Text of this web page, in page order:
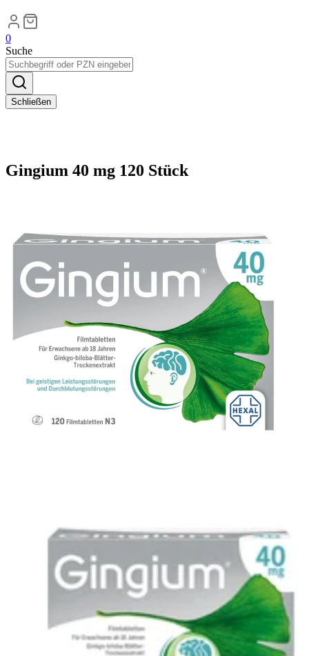
0
Suche
Schließen
Gingium 40 mg 120 Stück